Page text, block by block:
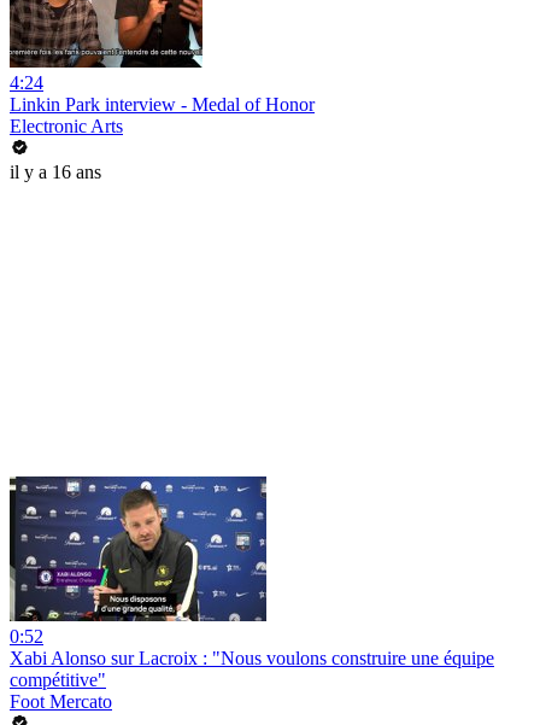
4:24
Linkin Park interview - Medal of Honor
Electronic Arts
il y a 16 ans
0:52
Xabi Alonso sur Lacroix : "Nous voulons construire une équipe
compétitive"
Foot Mercato